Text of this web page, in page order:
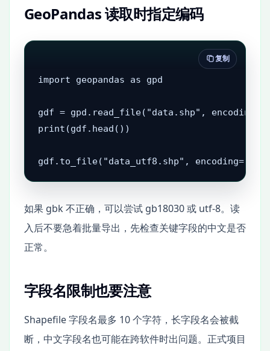
GeoPandas 读取时指定编码
import geopandas as gpd
gdf = gpd.read_file("data.shp",
print(gdf.head())
gdf.to_file("data_utf8.shp",
复制
如果 gbk 不正确，可以尝试 gb18030 或 utf-8。读
入后不要急着批量导出，先检查关键字段的中文是否
正常。
字段名限制也要注意
Shapefile 字段名最多 10 个字符，长字段名会被截
断，中文字段名也可能在跨软件时出问题。正式项目